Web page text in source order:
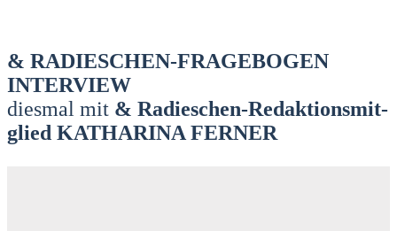
& RADIES­CHEN-FRA­GE­BO­GEN
INTER­VIEW
dies­mal mit & Radies­chen-Redak­ti­ons­mit­
glied KATHA­RI­NA FER­NER